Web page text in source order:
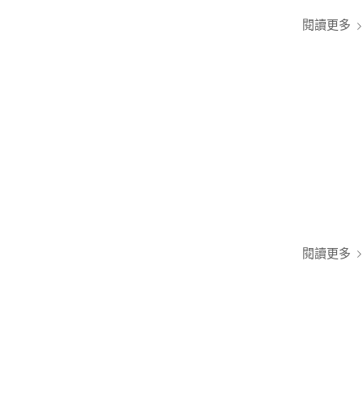
閱讀更多
閱讀更多